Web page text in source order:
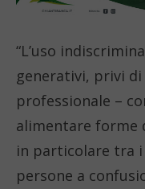
“L’uso
generativi, privi
professionale –
alimentare forme
in particolare tra
persone a